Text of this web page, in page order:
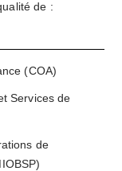
de :
(COA)
Services de
de